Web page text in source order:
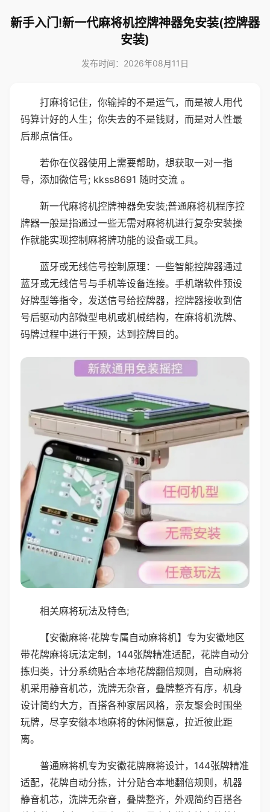
新手入门!新一代麻将机控牌神器免安装(控牌器
安装)
发布时间：2026年08月11日
打麻将记住，你输掉的不是运气，而是被人用代
码算计好的人生；你失去的不是钱财，而是对人性最
后那点信任。
若你在仪器使用上需要帮助，想获取一对一指
导，添加微信号; kkss8691 随时交流 。
新一代麻将机控牌神器免安装;普通麻将机程序控
牌器一般是指通过一些无需对麻将机进行复杂安装操
作就能实现控制麻将牌功能的设备或工具。
蓝牙或无线信号控制原理：一些智能控牌器通过
蓝牙或无线信号与手机等设备连接。手机端软件预设
好牌型等指令，发送信号给控牌器，控牌器接收到信
号后驱动内部微型电机或机械结构，在麻将机洗牌、
码牌过程中进行干预，达到控牌目的。
相关麻将玩法及特色;
【安徽麻将·花牌专属自动麻将机】专为安徽地区
带花牌麻将玩法定制，144张牌精准适配，花牌自动分
拣归类，计分系统贴合本地花牌翻倍规则，自动麻将
机采用静音机芯，洗牌无杂音，叠牌整齐有序，机身
设计简约大方，百搭各种家居风格，亲友聚会时围坐
玩牌，尽享安徽本地麻将的休闲惬意，拉近彼此距
离。
普通麻将机专为安徽花牌麻将设计，144张牌精准
适配，花牌自动分拣，计分贴合本地翻倍规则，机器
静音机芯，洗牌无杂音，叠牌整齐，外观简约百搭各